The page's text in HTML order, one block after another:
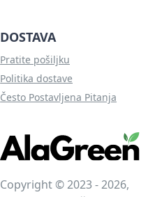
DOSTAVA
Pratite pošiljku
Politika dostave
Često Postavljena Pitanja
Copyright © 2023 - 2026,